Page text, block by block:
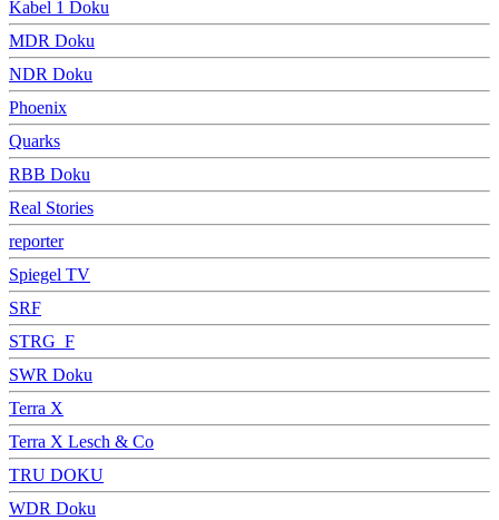
Kabel 1 Doku
MDR Doku
NDR Doku
Phoenix
Quarks
RBB Doku
Real Stories
reporter
Spiegel TV
SRF
STRG_F
SWR Doku
Terra X
Terra X Lesch & Co
TRU DOKU
WDR Doku